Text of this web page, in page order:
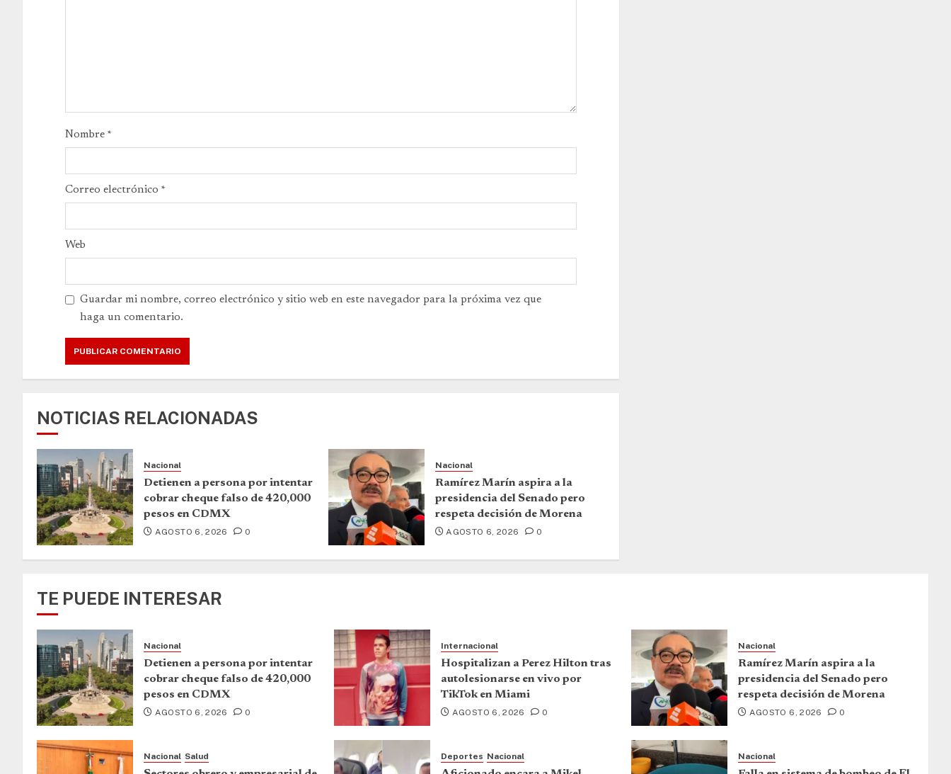
Nombre *
Correo electrónico *
Web
Guardar mi nombre, correo electrónico y sitio web en este navegador para la próxima vez que
haga un comentario.
NOTICIAS RELACIONADAS
Nacional
Detienen a persona por intentar
cobrar cheque falso de 420,000
pesos en CDMX
AGOSTO 6, 2026 0
Nacional
Ramírez Marín aspira a la
presidencia del Senado pero
respeta decisión de Morena
AGOSTO 6, 2026 0
TE PUEDE INTERESAR
Nacional
Detienen a persona por intentar
cobrar cheque falso de 420,000
pesos en CDMX
AGOSTO 6, 2026 0
Internacional
Hospitalizan a Perez Hilton tras
autolesionarse en vivo por
TikTok en Miami
AGOSTO 6, 2026 0
Nacional
Ramírez Marín aspira a la
presidencia del Senado pero
respeta decisión de Morena
AGOSTO 6, 2026 0
Nacional Salud Deportes Nacional Nacional